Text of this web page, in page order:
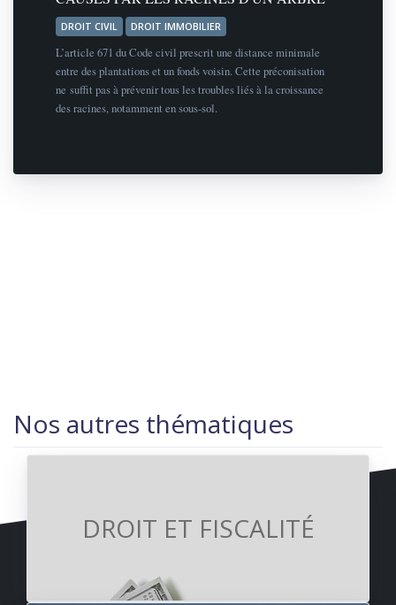
DROIT CIVIL DROIT IMMOBILIER
L’article 671 du Code civil prescrit une distance minimale
entre des plantations et un fonds voisin. Cette préconisation
ne suffit pas à prévenir tous les troubles liés à la croissance
des racines, notamment en sous-sol.
Nos autres thématiques
DROIT ET FISCALITÉ